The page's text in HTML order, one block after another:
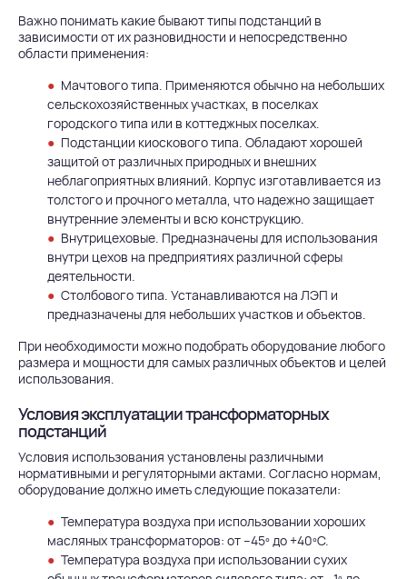
Важно понимать какие бывают типы подстанций в
зависимости от их разновидности и непосредственно
области применения:
Мачтового типа. Применяются обычно на небольших
сельскохозяйственных участках, в поселках
городского типа или в коттеджных поселках.
Подстанции киоскового типа. Обладают хорошей
защитой от различных природных и внешних
неблагоприятных влияний. Корпус изготавливается из
толстого и прочного металла, что надежно защищает
внутренние элементы и всю конструкцию.
Внутрицеховые. Предназначены для использования
внутри цехов на предприятиях различной сферы
деятельности.
Столбового типа. Устанавливаются на ЛЭП и
предназначены для небольших участков и объектов.
При необходимости можно подобрать оборудование любого
размера и мощности для самых различных объектов и целей
использования.
Условия эксплуатации трансформаторных
подстанций
Условия использования установлены различными
нормативными и регуляторными актами. Согласно нормам,
оборудование должно иметь следующие показатели:
Температура воздуха при использовании хороших
масляных трансформаторов: от –45º до +40ºС.
Температура воздуха при использовании сухих